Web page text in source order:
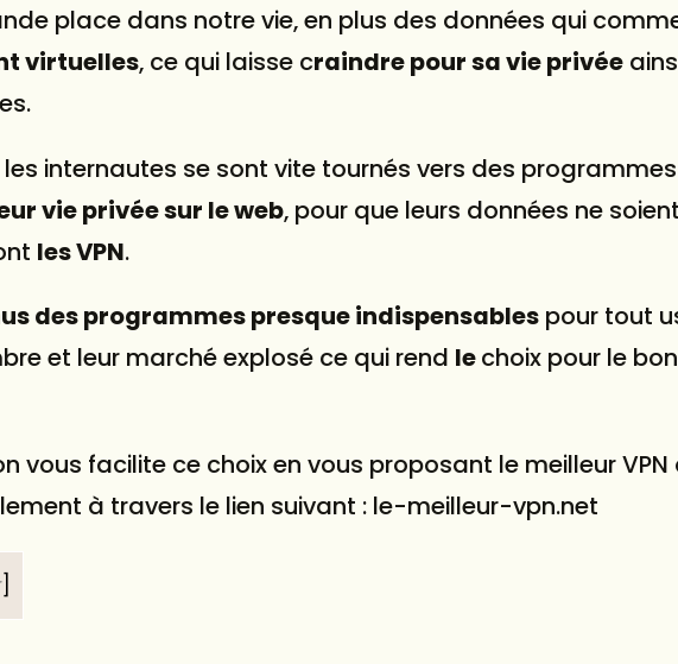
place dans notre vie, en plus des données qui
virtuelles, ce qui laisse craindre pour sa vie privée
les internautes se sont vite tournés vers des
vie privée sur le web, pour que leurs données ne
lesVPN.
des programmes presque indispensables pour tout
et leur marché explosé ce qui rend lechoix pour le
vous facilite ce choix en vous proposant le meilleur VPN
à travers le lien suivant : le-meilleur-vpn.net